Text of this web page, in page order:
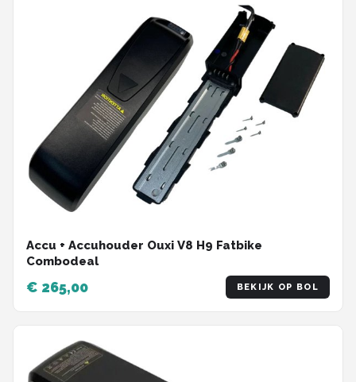
Accu + Accuhouder Ouxi V8 H9 Fatbike
Combodeal
€ 265,00 BEKIJK OP BOL